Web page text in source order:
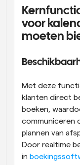
voor
moeten
Met deze
klanten direct
boeken,
communiceren
plannen van
Door realtime
in